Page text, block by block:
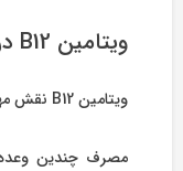
ویتامین B12 در رژیم گیاه خواری بارداری
ویتامین B12 نقش مهمی در رشد مغز جنین دارد.
مصرف چندین